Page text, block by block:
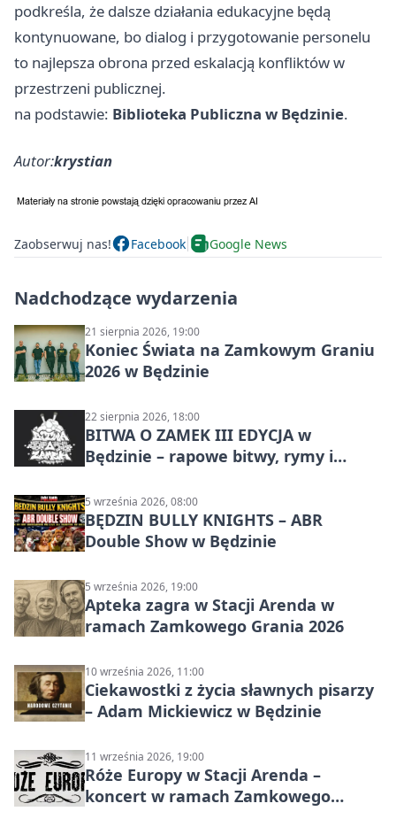
podkreśla, że dalsze działania edukacyjne będą
kontynuowane, bo dialog i przygotowanie personelu
to najlepsza obrona przed eskalacją konfliktów w
przestrzeni publicznej.
na podstawie: Biblioteka Publiczna w Będzinie.
Autor:krystian
Zaobserwuj nas! Facebook Google News
Nadchodzące wydarzenia
21 sierpnia 2026, 19:00
Koniec Świata na Zamkowym Graniu
2026 w Będzinie
22 sierpnia 2026, 18:00
BITWA O ZAMEK III EDYCJA w
Będzinie – rapowe bitwy, rymy i
5 września 2026, 08:00
BĘDZIN BULLY KNIGHTS – ABR
Double Show w Będzinie
5 września 2026, 19:00
Apteka zagra w Stacji Arenda w
ramach Zamkowego Grania 2026
10 września 2026, 11:00
Ciekawostki z życia sławnych pisarzy
– Adam Mickiewicz w Będzinie
11 września 2026, 19:00
Róże Europy w Stacji Arenda –
koncert w ramach Zamkowego